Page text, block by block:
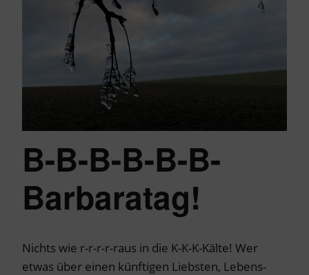
B-B-B-B-B-B-
Barbaratag!
Nichts wie r-r-r-r-raus in die K-K-K-Kälte! Wer
etwas über einen künftigen Liebsten, Lebens-